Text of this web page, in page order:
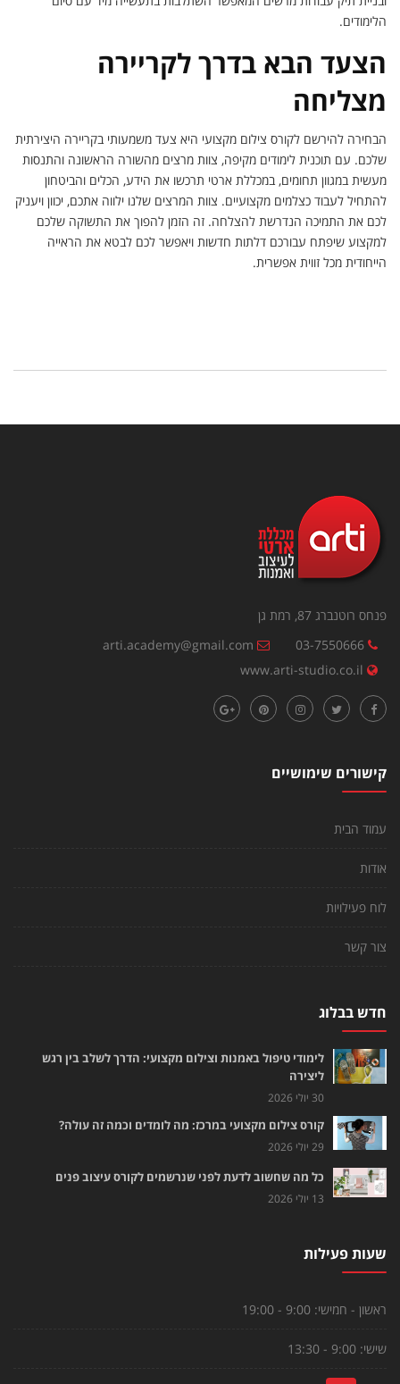
הלימודים.
הצעד הבא בדרך לקריירה
מצליחה
הבחירה להירשם לקורס צילום מקצועי היא צעד משמעותי בקריירה היצירתית
שלכם. עם תוכנית לימודים מקיפה, צוות מרצים מהשורה הראשונה והתנסות
מעשית במגוון תחומים, במכללת ארטי תרכשו את הידע, הכלים והביטחון
להתחיל לעבוד כצלמים מקצועיים. צוות המרצים שלנו ילווה אתכם, יכוון ויעניק
לכם את התמיכה הנדרשת להצלחה. זה הזמן להפוך את התשוקה שלכם
למקצוע שיפתח עבורכם דלתות חדשות ויאפשר לכם לבטא את הראייה
הייחודית מכל זווית אפשרית.
פנחס רוטנברג 87, רמת גן
03-7550666
arti.academy@gmail.com
www.arti-studio.co.il
קישורים שימושיים
עמוד הבית
אודות
לוח פעילויות
צור קשר
חדש בבלוג
לימודי טיפול באמנות וצילום מקצועי: הדרך לשלב בין רגש
ליצירה
30 יולי 2026
קורס צילום מקצועי במרכז: מה לומדים וכמה זה עולה?
29 יולי 2026
כל מה שחשוב לדעת לפני שנרשמים לקורס עיצוב פנים
13 יולי 2026
שעות פעילות
ראשון - חמישי: 9:00 - 19:00
שישי: 9:00 - 13:30